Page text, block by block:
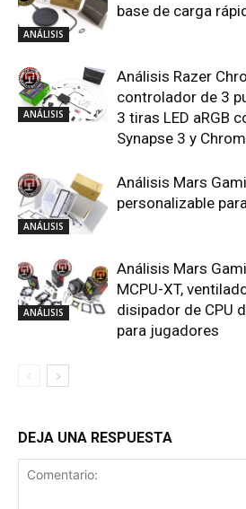
ANÁLISIS
base de carga
ANÁLISIS
Análisis Razer
controlador de 3
3 tiras LED aRGB
Synapse 3 y
ANÁLISIS
Análisis Mars
personalizable
ANÁLISIS
Análisis Mars
MCPU-XT,
disipador de CPU
para jugadores
DEJA UNA RESPUESTA